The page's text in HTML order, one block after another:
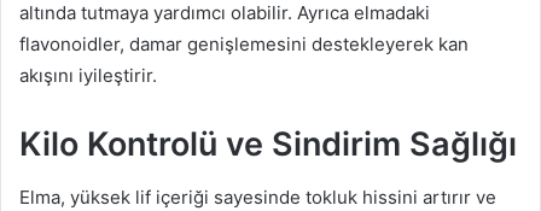
altında tutmaya yardımcı olabilir. Ayrıca elmadaki
flavonoidler, damar genişlemesini destekleyerek kan
akışını iyileştirir.
Kilo Kontrolü ve Sindirim Sağlığı
Elma, yüksek lif içeriği sayesinde tokluk hissini artırır ve